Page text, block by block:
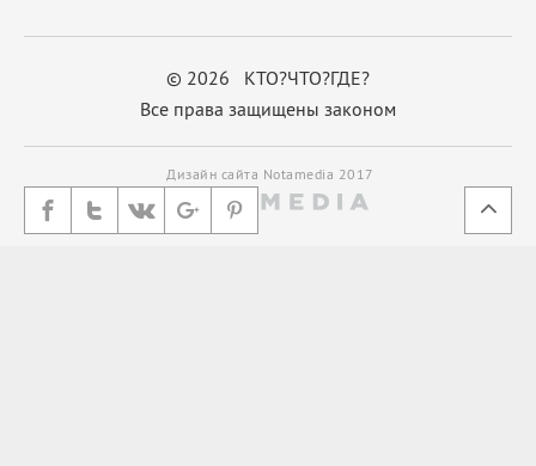
© 2026 КТО?ЧТО?ГДЕ?
Все права защищены законом
Дизайн сайта Notamedia 2017